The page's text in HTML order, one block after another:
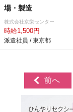
場・製造
株式会社京栄センター
時給1,500円
派遣社員 / 東京都
前へ